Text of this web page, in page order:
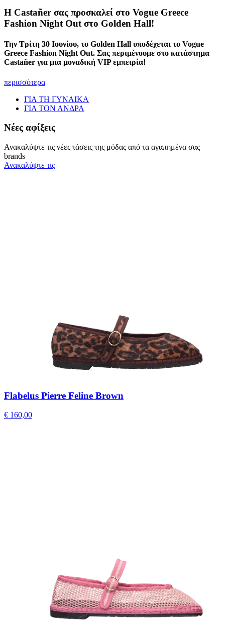
Η Castañer σας προσκαλεί στο Vogue Greece
Fashion Night Out στο Golden Hall!
Την Τρίτη 30 Ιουνίου, το Golden Hall υποδέχεται το Vogue
Greece Fashion Night Out. Σας περιμένουμε στο κατάστημα
Castañer για μια μοναδική VIP εμπειρία!
περισσότερα
ΓΙΑ ΤΗ ΓΥΝΑΙΚΑ
ΓΙΑ ΤΟΝ ΑΝΔΡΑ
Νέες αφίξεις
Ανακαλύψτε τις νέες τάσεις της μόδας από τα αγαπημένα σας
brands
Ανακαλύψτε τις
Flabelus Pierre Feline Brown
€ 160,00